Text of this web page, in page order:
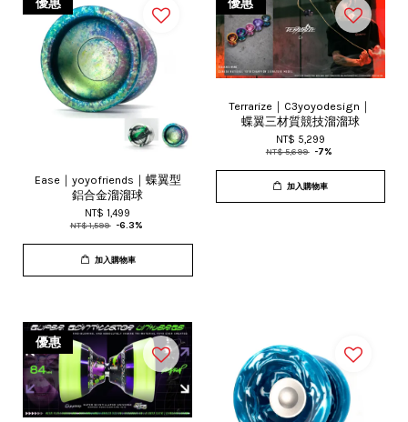
優惠
Ease｜yoyofriends｜蝶翼型
鋁合金溜溜球
NT$ 1,499
NT$ 1,599 -6.3%
加入購物車
優惠
Terrarize｜C3yoyodesign｜
蝶翼三材質競技溜溜球
NT$ 5,299
NT$ 5,699 -7%
加入購物車
優惠